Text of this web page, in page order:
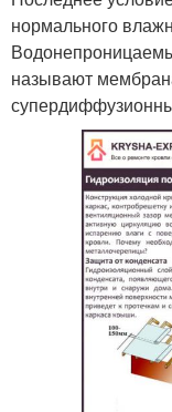
нормального
называют